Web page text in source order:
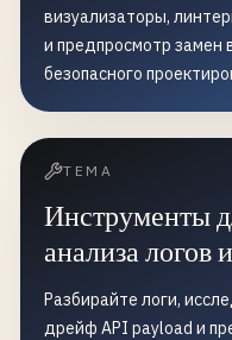
визуализаторы,
и предпросмотр замен
безопасного
ТЕМА
Инструменты
анализа
Разбирайте логи,
дрейф API payload и